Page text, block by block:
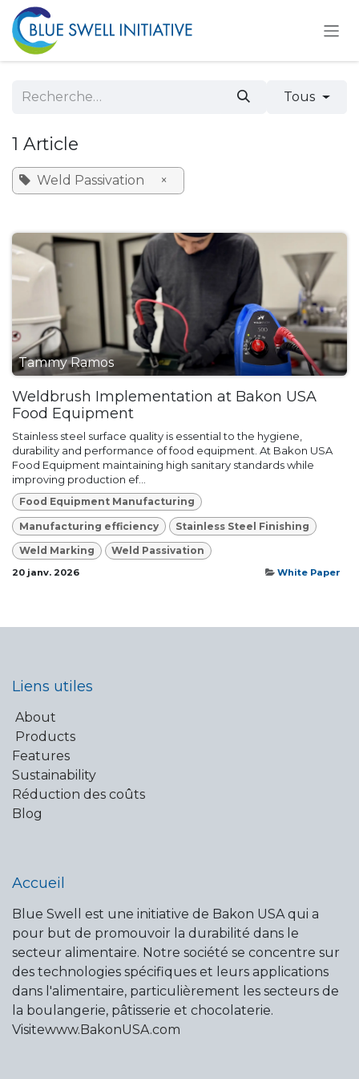
Se rendre au contenu
Tous
1 Article
Weld Passivation ×
Tammy Ramos
Weldbrush Implementation at Bakon USA
Food Equipment
Stainless steel surface quality is essential to the hygiene,
durability and performance of food equipment. At Bakon USA
Food Equipment maintaining high sanitary standards while
improving production ef...
Food Equipment Manufacturing
Manufacturing efficiency Stainless Steel Finishing
Weld Marking Weld Passivation
20 janv. 2026 White Paper
Liens utiles
About
Products
Features
Sustainability
Réduction des coûts
Blog
Accueil
Blue Swell est une initiative de Bakon USA qui a
pour but de promouvoir la durabilité dans le
secteur alimentaire. Notre société se concentre sur
des technologies spécifiques et leurs applications
dans l'alimentaire, particulièrement les secteurs de
la boulangerie, pâtisserie et chocolaterie.
Visitewww.BakonUSA.com